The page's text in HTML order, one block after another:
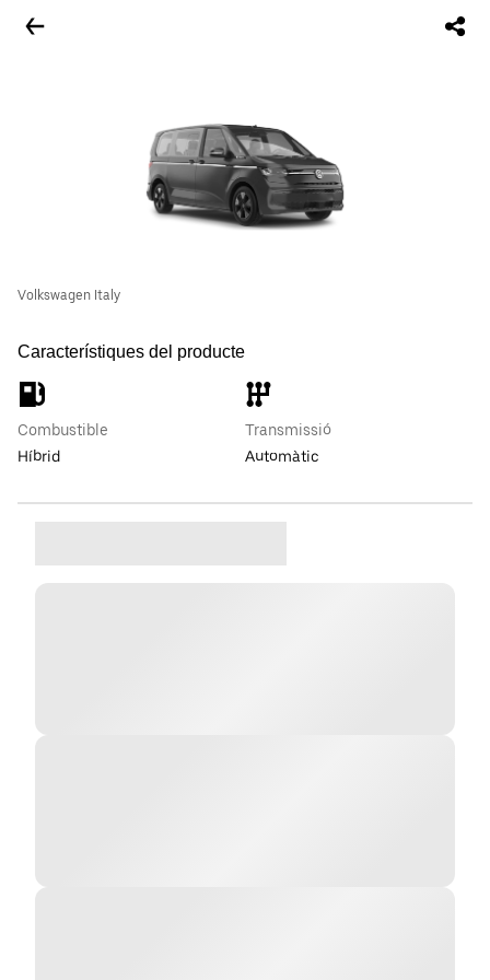
Volkswagen Italy
Característiques del producte
Combustible
Híbrid
Transmissió
Automàtic